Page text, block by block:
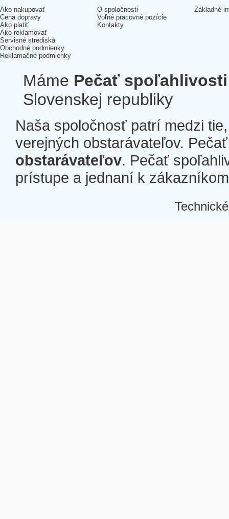
Ako nakupovať
Cena dopravy
Ako platiť
Ako reklamovať
Servisné strediská
Obchodné podmienky
Reklamačné podmienky
O spoločnosti
Voľné pracovné pozície
Kontakty
Základné
Máme Pečať spoľahlivosti
Slovenskej republiky
Naša spoločnosť patrí medzi
verejných obstarávateľov.
obstarávateľov. Pečať
prístupe a jednaní k